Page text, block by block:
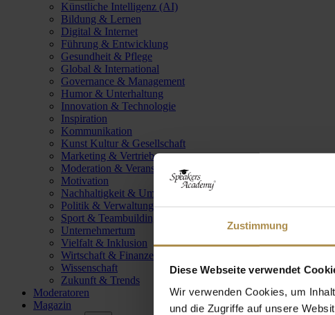
Zustimmung
Diese Webseite verwendet
Wir verwenden Cookies, um
und die Zugriffe auf unsere
Künstliche Intelligenz (AI)
Bildung & Lernen
Digital & Internet
Führung & Entwicklung
Gesundheit & Pflege
Global & International
Governance & Management
Humor & Unterhaltung
Innovation & Technologie
Inspiration
Kommunikation
Kunst Kultur & Gesellschaft
Marketing & Vertrieb
Moderation & Veranstaltungsleitung
Motivation
Nachhaltigkeit & Umwelt
Politik & Verwaltung
Sport & Teambuilding
Unternehmertum
Vielfalt & Inklusion
Wirtschaft & Finanzen
Wissenschaft
Zukunft & Trends
Moderatoren
Magazin